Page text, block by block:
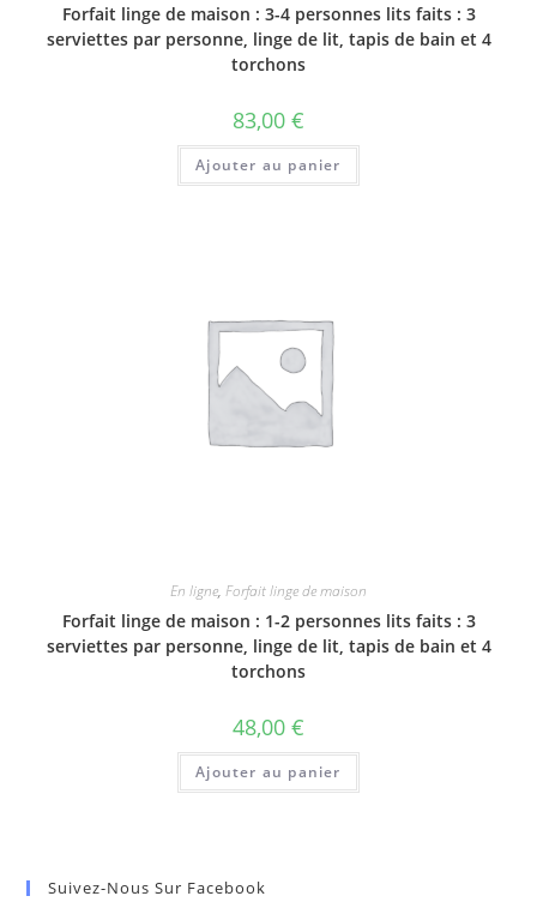
Forfait linge de maison : 3-4 personnes lits faits : 3
serviettes par personne, linge de lit, tapis de bain et 4
torchons
83,00 €
Ajouter au panier
En ligne, Forfait linge de maison
Forfait linge de maison : 1-2 personnes lits faits : 3
serviettes par personne, linge de lit, tapis de bain et 4
torchons
48,00 €
Ajouter au panier
Suivez-Nous Sur Facebook